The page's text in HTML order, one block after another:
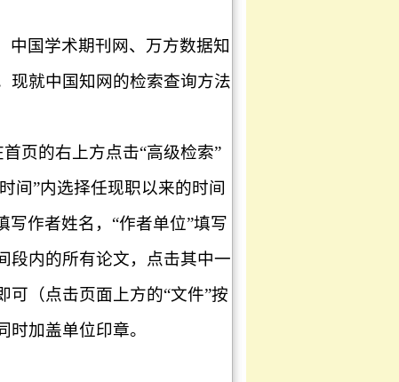
中国学术期刊网、万方数据知
现就中国知网的检索查询方法
页的右上方点击“高级检索”
间”内选择任现职以来的时间
写作者姓名，“作者单位”填写
段内的所有论文，点击其中一
（点击页面上方的“文件”按
加盖单位印章。